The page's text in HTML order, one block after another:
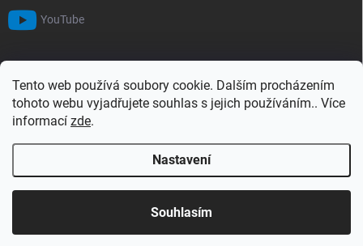
Tento web používá soubory cookie. Dalším procházením
tohoto webu vyjadřujete souhlas s jejich používáním.. Více
informací zde.
Nastavení
Souhlasím
YouTube
Hledat
Copyright 2026Hornshop. Všechna práva vyhrazena.Upravit nastavení
cookies